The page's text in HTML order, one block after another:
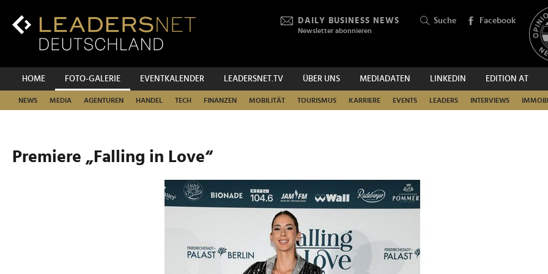
Inhalt
Hauptnavigation
DAILY BUSINESS NEWS
Newsletter abonnieren
Suche Facebook
HOME FOTO-GALERIE EVENTKALENDER LEADERSNET.TV ÜBER UNS MEDIADATEN LINKEDIN EDITION AT
NEWS MEDIA AGENTUREN HANDEL TECH FINANZEN MOBILITÄT TOURISMUS KARRIERE EVENTS LEADERS INTERVIEWS
SUCHEN
Premiere „Falling in Love“